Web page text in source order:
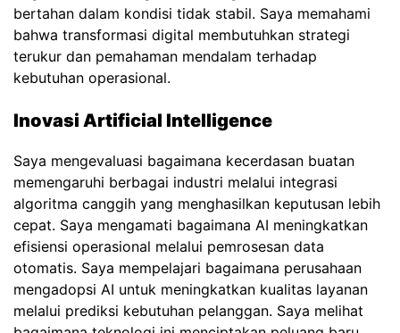
bertahan dalam kondisi tidak stabil. Saya memahami
bahwa transformasi digital membutuhkan strategi
terukur dan pemahaman mendalam terhadap
kebutuhan operasional.
Inovasi Artificial Intelligence
Saya mengevaluasi bagaimana kecerdasan buatan
memengaruhi berbagai industri melalui integrasi
algoritma canggih yang menghasilkan keputusan lebih
cepat. Saya mengamati bagaimana AI meningkatkan
efisiensi operasional melalui pemrosesan data
otomatis. Saya mempelajari bagaimana perusahaan
mengadopsi AI untuk meningkatkan kualitas layanan
melalui prediksi kebutuhan pelanggan. Saya melihat